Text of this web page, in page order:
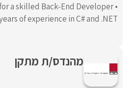
for a skilled Back-End Developer
of experience in C# and .NET ...
מהנדס/ת מתקן